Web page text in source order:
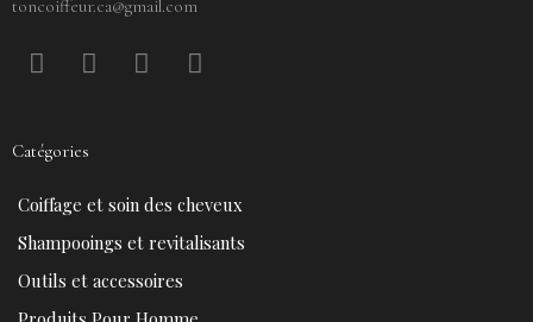
toncoiffeur.ca@gmail.com
F
a
b
o
o
k
P
i
e
e
s
t
Y
o
b
e
I
n
r
a
Catégories
Coiffage et soin des cheveux
Shampooings et revitalisants
Outils et accessoires